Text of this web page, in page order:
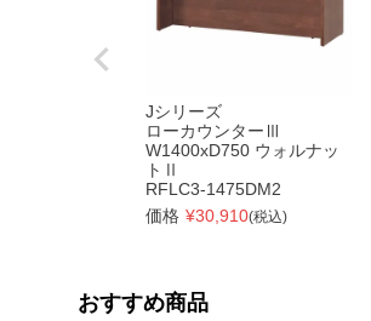
Jシリーズ
ローカウンターⅢ
W1400xD750 ウォルナッ
トⅡ
RFLC3-1475DM2
価格 ¥30,910(税込)
おすすめ商品